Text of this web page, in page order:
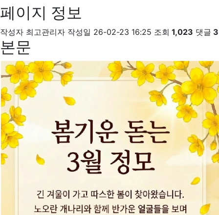
페이지 정보
작성자 최고관리자 작성일 26-02-23 16:25 조회 1,023 댓글 3
본문